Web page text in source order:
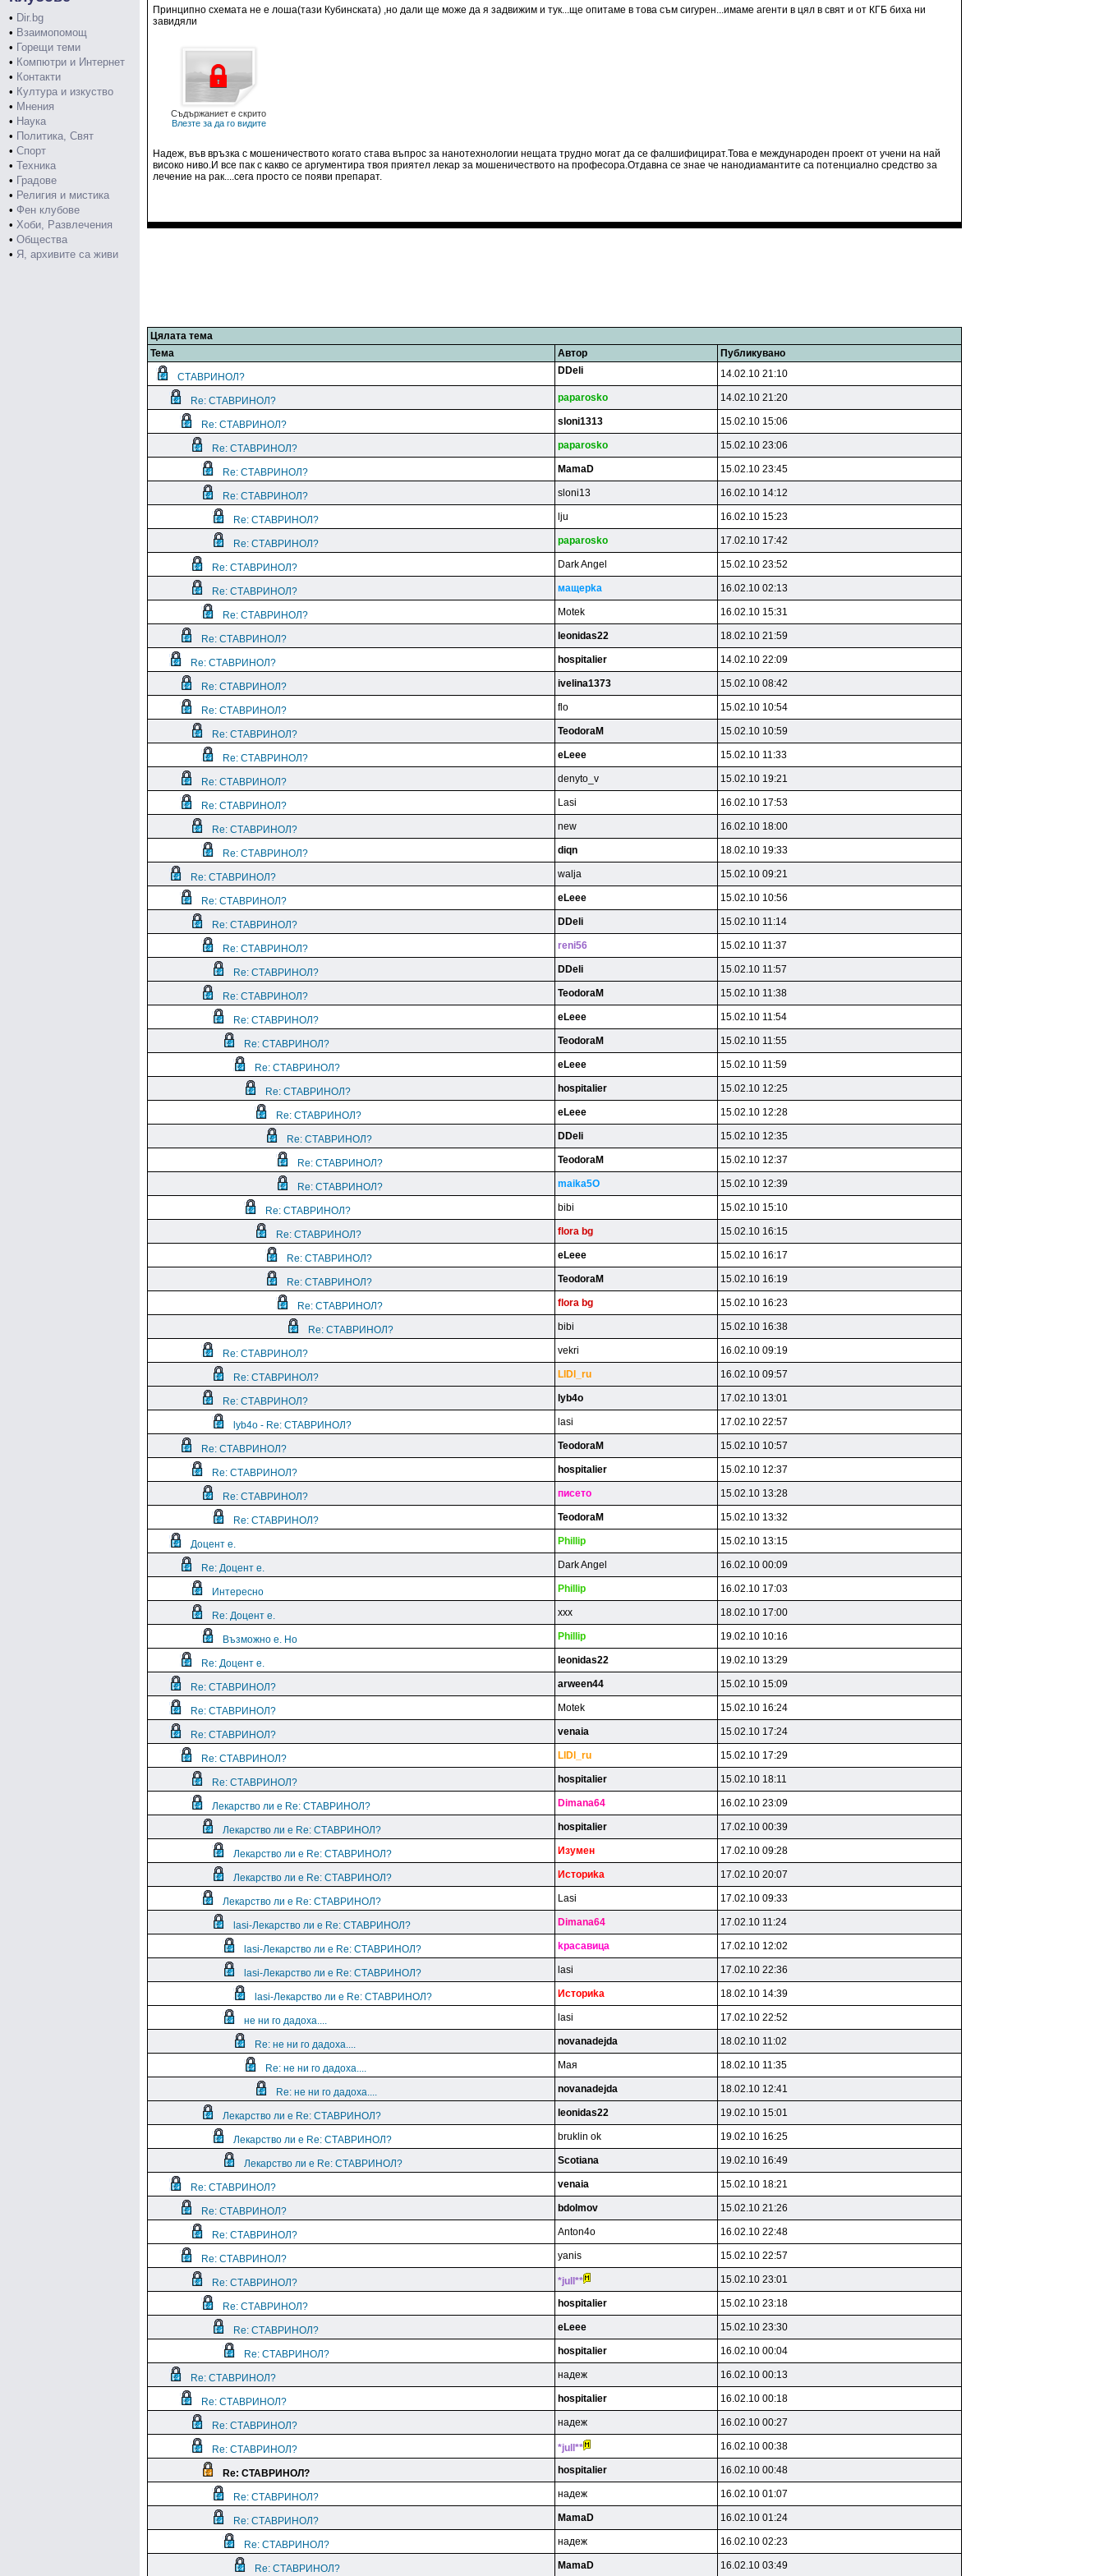
• Dir.bg
• Взаимопомощ
• Горещи теми
• Компютри и Интернет
• Контакти
• Култура и изкуство
• Мнения
• Наука
• Политика, Свят
• Спорт
• Техника
• Градове
• Религия и мистика
• Фен клубове
• Хоби, Развлечения
• Общества
• Я, архивите са живи
Принципно схемата не е лоша(тази Кубинската) ,но дали ще може да я задвижим и тук...ще опитаме в това съм сигурен...имаме агенти в цял в свят и от КГБ биха ни
завидяли
Съдържаниет е скрито
Влезте за да го видите
Надеж, във връзка с мошеничеството когато става въпрос за нанотехнологии нещата трудно могат да се фалшифицират.Това е международен проект от учени на най
високо ниво.И все пак с какво се аргументира твоя приятел лекар за мошеничеството на професора.Отдавна се знае че нанодиамантите са потенциално средство за
лечение на рак....сега просто се появи препарат.
Цялата тема
Тема
Автор Публикувано
СТАВРИНОЛ?
DDeli 14.02.10 21:10
Re: СТАВРИНОЛ? paparosko 14.02.10 21:20
Re: СТАВРИНОЛ? sloni1313 15.02.10 15:06
Re: СТАВРИНОЛ? paparosko 15.02.10 23:06
Re: СТАВРИНОЛ? MamaD 15.02.10 23:45
Re: СТАВРИНОЛ? sloni13 16.02.10 14:12
Re: СТАВРИНОЛ? lju 16.02.10 15:23
Re: СТАВРИНОЛ? paparosko 17.02.10 17:42
Re: СТАВРИНОЛ? Dark Angel 15.02.10 23:52
Re: СТАВРИНОЛ? мaщepka 16.02.10 02:13
Re: СТАВРИНОЛ? Motek 16.02.10 15:31
Re: СТАВРИНОЛ? leonidas22 18.02.10 21:59
Re: СТАВРИНОЛ? hospitalier 14.02.10 22:09
Re: СТАВРИНОЛ? ivelina1373 15.02.10 08:42
Re: СТАВРИНОЛ? flo 15.02.10 10:54
Re: СТАВРИНОЛ? TeodoraM 15.02.10 10:59
Re: СТАВРИНОЛ? eLeee 15.02.10 11:33
Re: СТАВРИНОЛ? denyto_v 15.02.10 19:21
Re: СТАВРИНОЛ? Lasi 16.02.10 17:53
Re: СТАВРИНОЛ? new 16.02.10 18:00
Re: СТАВРИНОЛ? diqn 18.02.10 19:33
Re: СТАВРИНОЛ? walja 15.02.10 09:21
Re: СТАВРИНОЛ? eLeee 15.02.10 10:56
Re: СТАВРИНОЛ? DDeli 15.02.10 11:14
Re: СТАВРИНОЛ? reni56 15.02.10 11:37
Re: СТАВРИНОЛ? DDeli 15.02.10 11:57
Re: СТАВРИНОЛ? TeodoraM 15.02.10 11:38
Re: СТАВРИНОЛ? eLeee 15.02.10 11:54
Re: СТАВРИНОЛ? TeodoraM 15.02.10 11:55
Re: СТАВРИНОЛ? eLeee 15.02.10 11:59
Re: СТАВРИНОЛ? hospitalier 15.02.10 12:25
Re: СТАВРИНОЛ? eLeee 15.02.10 12:28
Re: СТАВРИНОЛ? DDeli 15.02.10 12:35
Re: СТАВРИНОЛ? TeodoraM 15.02.10 12:37
Re: СТАВРИНОЛ? maika5O 15.02.10 12:39
Re: СТАВРИНОЛ? bibi 15.02.10 15:10
Re: СТАВРИНОЛ? flora bg 15.02.10 16:15
Re: СТАВРИНОЛ? eLeee 15.02.10 16:17
Re: СТАВРИНОЛ? TeodoraM 15.02.10 16:19
Re: СТАВРИНОЛ? flora bg 15.02.10 16:23
Re: СТАВРИНОЛ? bibi 15.02.10 16:38
Re: СТАВРИНОЛ? vekri 16.02.10 09:19
Re: СТАВРИНОЛ? LlDl_ru 16.02.10 09:57
Re: СТАВРИНОЛ? lyb4o 17.02.10 13:01
lyb4o - Re: СТАВРИНОЛ? lasi 17.02.10 22:57
Re: СТАВРИНОЛ? TeodoraM 15.02.10 10:57
Re: СТАВРИНОЛ? hospitalier 15.02.10 12:37
Re: СТАВРИНОЛ? пиceтo 15.02.10 13:28
Re: СТАВРИНОЛ? TeodoraM 15.02.10 13:32
Доцент е. Phillip 15.02.10 13:15
Re: Доцент е. Dark Angel 16.02.10 00:09
Интересно Phillip 16.02.10 17:03
Re: Доцент е. xxx 18.02.10 17:00
Възможно е. Но Phillip 19.02.10 10:16
Re: Доцент е. leonidas22 19.02.10 13:29
Re: СТАВРИНОЛ? arween44 15.02.10 15:09
Re: СТАВРИНОЛ? Motek 15.02.10 16:24
Re: СТАВРИНОЛ? venaia 15.02.10 17:24
Re: СТАВРИНОЛ? LlDl_ru 15.02.10 17:29
Re: СТАВРИНОЛ? hospitalier 15.02.10 18:11
Лекарство ли е Re: СТАВРИНОЛ? Dimana64 16.02.10 23:09
Лекарство ли е Re: СТАВРИНОЛ? hospitalier 17.02.10 00:39
Лекарство ли е Re: СТАВРИНОЛ? Изyмeн 17.02.10 09:28
Лекарство ли е Re: СТАВРИНОЛ? Иcтopиka 17.02.10 20:07
Лекарство ли е Re: СТАВРИНОЛ? Lasi 17.02.10 09:33
lasi-Лекарство ли е Re: СТАВРИНОЛ? Dimana64 17.02.10 11:24
lasi-Лекарство ли е Re: СТАВРИНОЛ? kpacaвицa 17.02.10 12:02
lasi-Лекарство ли е Re: СТАВРИНОЛ? lasi 17.02.10 22:36
lasi-Лекарство ли е Re: СТАВРИНОЛ? Иcтopиka 18.02.10 14:39
не ни го дадоха.... lasi 17.02.10 22:52
Re: не ни го дадоха.... novanadejda 18.02.10 11:02
Re: не ни го дадоха.... Maя 18.02.10 11:35
Re: не ни го дадоха.... novanadejda 18.02.10 12:41
Лекарство ли е Re: СТАВРИНОЛ? leonidas22 19.02.10 15:01
Лекарство ли е Re: СТАВРИНОЛ? bruklin ok 19.02.10 16:25
Лекарство ли е Re: СТАВРИНОЛ? Scotiana 19.02.10 16:49
Re: СТАВРИНОЛ? venaia 15.02.10 18:21
Re: СТАВРИНОЛ? bdolmov 15.02.10 21:26
Re: СТАВРИНОЛ? Anton4o 16.02.10 22:48
Re: СТАВРИНОЛ? yanis 15.02.10 22:57
Re: СТАВРИНОЛ? *jull** 15.02.10 23:01
Re: СТАВРИНОЛ? hospitalier 15.02.10 23:18
Re: СТАВРИНОЛ? eLeee 15.02.10 23:30
Re: СТАВРИНОЛ? hospitalier 16.02.10 00:04
Re: СТАВРИНОЛ? нaдeж 16.02.10 00:13
Re: СТАВРИНОЛ? hospitalier 16.02.10 00:18
Re: СТАВРИНОЛ? нaдeж 16.02.10 00:27
Re: СТАВРИНОЛ? *jull** 16.02.10 00:38
Re: СТАВРИНОЛ? hospitalier 16.02.10 00:48
Re: СТАВРИНОЛ? нaдeж 16.02.10 01:07
Re: СТАВРИНОЛ? MamaD 16.02.10 01:24
Re: СТАВРИНОЛ? нaдeж 16.02.10 02:23
Re: СТАВРИНОЛ? MamaD 16.02.10 03:49